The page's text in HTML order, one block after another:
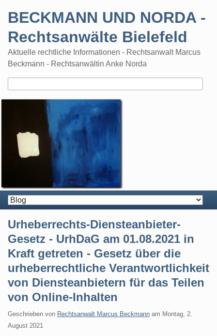
BECKMANN UND NORDA -
Rechtsanwälte Bielefeld
Aktuelle rechtliche Informationen - Rechtsanwalt Marcus
Beckmann - Rechtsanwältin Anke Norda
Urheberrechts-Diensteanbieter-
Gesetz - UrhDaG am 01.08.2021 in
Kraft getreten - Gesetz über die
urheberrechtliche Verantwortlichkeit
von Diensteanbietern für das Teilen
von Online-Inhalten
Geschrieben von Rechtsanwalt Marcus Beckmann am Montag, 2.
August 2021